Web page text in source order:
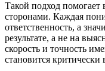
Такой подход
сторонами. Каждая
ответственность, а
результате, а не на
скорость и точность
становится